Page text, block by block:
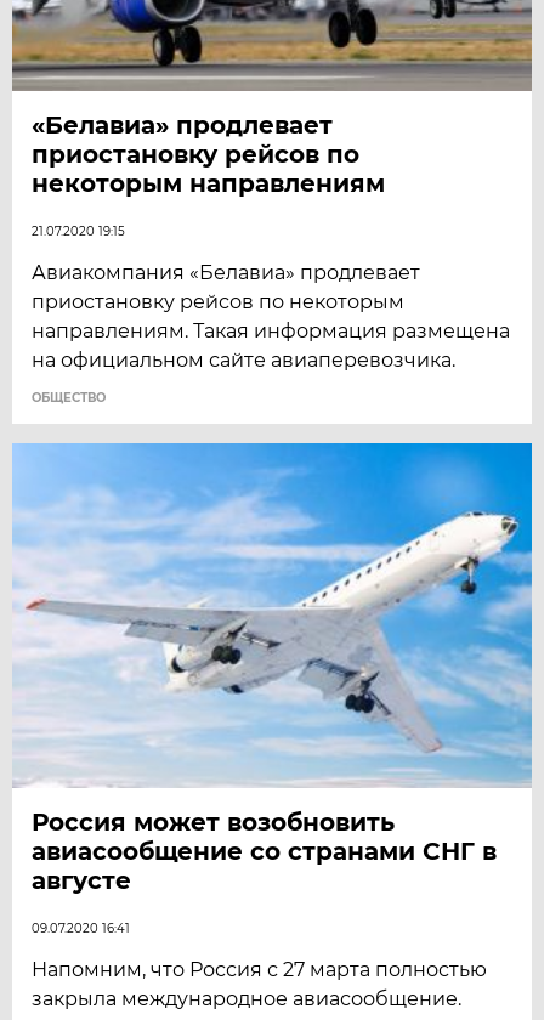
«Белавиа» продлевает
приостановку рейсов по
некоторым направлениям
21.07.2020 19:15
Авиакомпания «Белавиа» продлевает
приостановку рейсов по некоторым
направлениям. Такая информация размещена
на официальном сайте авиаперевозчика.
ОБЩЕСТВО
Россия может возобновить
авиасообщение со странами СНГ в
августе
09.07.2020 16:41
Напомним, что Россия с 27 марта полностью
закрыла международное авиасообщение.